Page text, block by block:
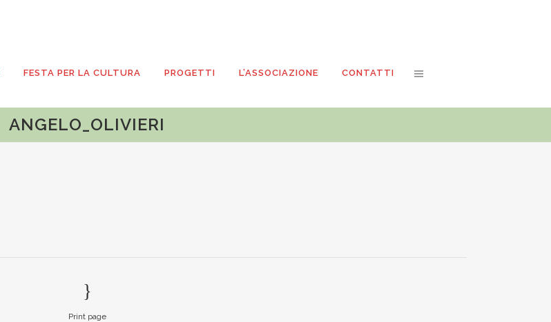
FESTA PER LA CULTURA PROGETTI L’ASSOCIAZIONE CONTATTI
ANGELO_OLIVIERI
Print page